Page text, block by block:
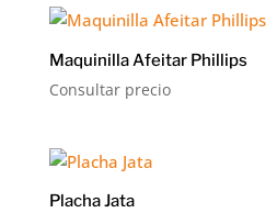
Maquinilla Afeitar Phillips
Consultar precio
Placha Jata